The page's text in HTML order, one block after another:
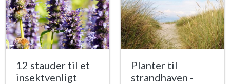
12 stauder til et
insektvenligt
Planter til
strandhaven -